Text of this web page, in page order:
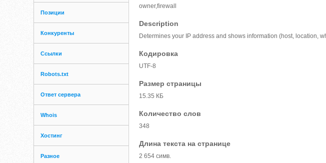
Позиции
Конкуренты
Ссылки
Robots.txt
Ответ сервера
Whois
Хостинг
Разное
owner,firewall
Description
Determines your IP address and shows information (host, location,
Кодировка
UTF-8
Размер страницы
15.35 КБ
Количество слов
348
Длина текста на странице
2 654 симв.